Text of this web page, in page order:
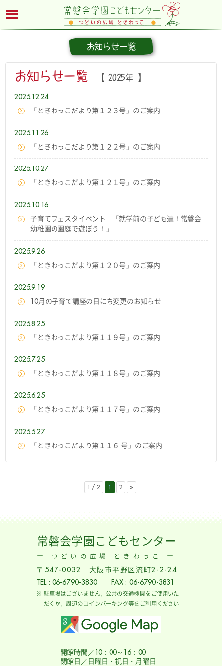
お知らせ一覧
お知らせ一覧 【 2025年 】
2025.12.24
「ときわっこだより第１２３号」のご案内
2025.11.26
「ときわっこだより第１２２号」のご案内
2025.10.27
「ときわっこだより第１２１号」のご案内
2025.10.16
子育てフェスタイベント 「就学前の子ども達！常磐会
幼稚園の園庭で遊ぼう！」
2025.9.26
「ときわっこだより第１２０号」のご案内
2025.9.19
10月の子育て講座の日にち変更のお知らせ
2025.8.25
「ときわっこだより第１１９号」のご案内
2025.7.25
「ときわっこだより第１１８号」のご案内
2025.6.25
「ときわっこだより第１１７号」のご案内
2025.5.27
「ときわっこだより第１１６ 号」のご案内
1 / 2 1 2 »
常磐会学園こどもセンター
ー つどいの広場 ときわっこ ー
〒547-0032 大阪市平野区流町2-2-24
TEL : 06-6790-3830 FAX : 06-6790-3831
駐車場はございません。公共の交通機関をご使用いた
だくか、周辺のコインパーキング等をご利用ください
開館時間／10：00～16：00
閉館日／日曜日・祝日・月曜日